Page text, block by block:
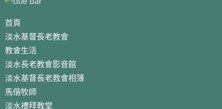
首頁
淡水基督長老教會
教會生活
淡水長老教會影音館
淡水基督長老教會相簿
馬偕牧師
淡水禮拜教堂